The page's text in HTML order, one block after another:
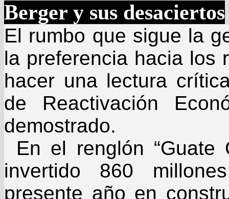
Berger y sus desaciertos
El rumbo que sigue la
la preferencia hacia los
hacer una lectura
de Reactivación
demostrado.
En el renglón
invertido 860
presente año en